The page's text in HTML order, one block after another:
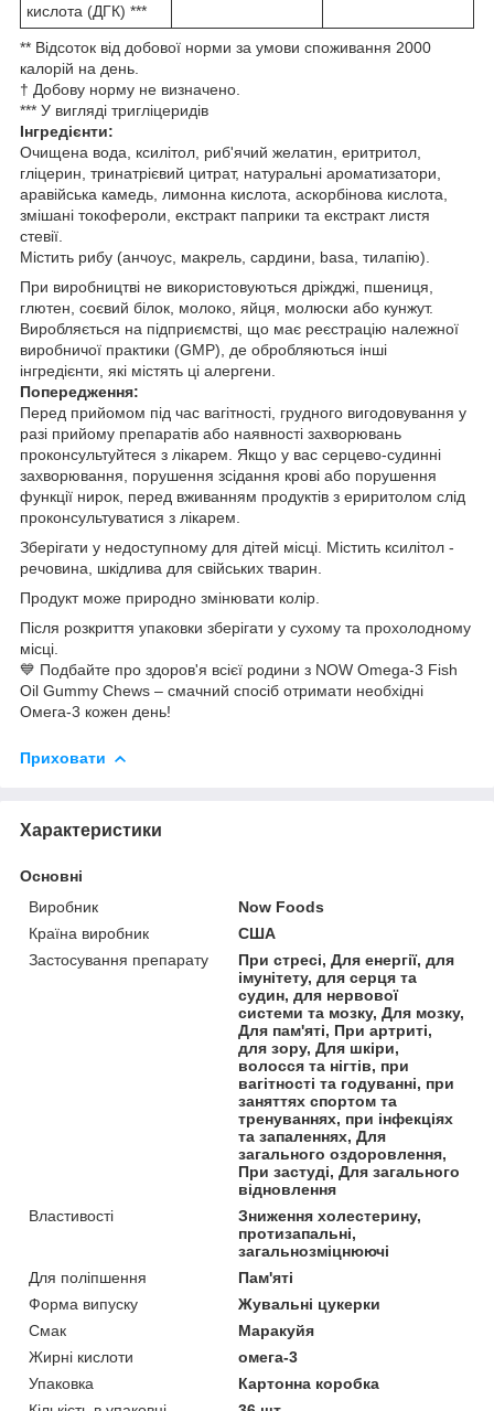
кислота (ДГК) ***
** Відсоток від добової норми за умови споживання 2000
калорій на день.
† Добову норму не визначено.
*** У вигляді тригліцеридів
Інгредієнти:
Очищена вода, ксилітол, риб'ячий желатин, еритритол,
гліцерин, тринатрієвий цитрат, натуральні ароматизатори,
аравійська камедь, лимонна кислота, аскорбінова кислота,
змішані токофероли, екстракт паприки та екстракт листя
стевії.
Містить рибу (анчоус, макрель, сардини, basa, тилапію).
При виробництві не використовуються дріжджі, пшениця,
глютен, соєвий білок, молоко, яйця, молюски або кунжут.
Виробляється на підприємстві, що має реєстрацію належної
виробничої практики (GMP), де обробляються інші
інгредієнти, які містять ці алергени.
Попередження:
Перед прийомом під час вагітності, грудного вигодовування у
разі прийому препаратів або наявності захворювань
проконсультуйтеся з лікарем. Якщо у вас серцево-судинні
захворювання, порушення зсідання крові або порушення
функції нирок, перед вживанням продуктів з ериритолом слід
проконсультуватися з лікарем.
Зберігати у недоступному для дітей місці. Містить ксилітол -
речовина, шкідлива для свійських тварин.
Продукт може природно змінювати колір.
Після розкриття упаковки зберігати у сухому та прохолодному
місці.
💙 Подбайте про здоров'я всієї родини з NOW Omega-3 Fish
Oil Gummy Chews – смачний спосіб отримати необхідні
Омега-3 кожен день!
Приховати
Характеристики
Основні
Виробник
Now Foods
Країна виробник
США
Застосування препарату
При стресі, Для енергії, для
імунітету, для серця та
судин, для нервової
системи та мозку, Для мозку,
Для пам'яті, При артриті,
для зору, Для шкіри,
волосся та нігтів, при
вагітності та годуванні, при
заняттях спортом та
тренуваннях, при інфекціях
та запаленнях, Для
загального оздоровлення,
При застуді, Для загального
відновлення
Властивості
Зниження холестерину,
протизапальні,
загальнозміцнюючі
Для поліпшення
Пам'яті
Форма випуску
Жувальні цукерки
Смак
Маракуйя
Жирні кислоти
омега-3
Упаковка
Картонна коробка